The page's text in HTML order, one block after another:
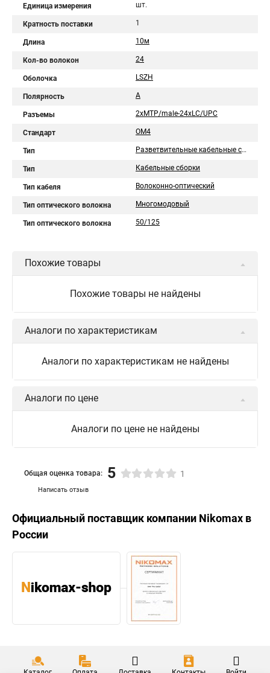
Единица измерения шт.
Кратность поставки 1
Длина 10м
Кол-во волокон 24
Оболочка LSZH
Полярность А
Разъемы 2xMTP/male-24xLC/UPC
Стандарт OM4
Тип Разветвительные кабельные сборки
Тип Кабельные сборки
Тип кабеля Волоконно-оптический
Тип оптического волокна Многомодовый
Тип оптического волокна 50/125
Похожие товары
Похожие товары не найдены
Аналоги по характеристикам
Аналоги по характеристикам не найдены
Аналоги по цене
Аналоги по цене не найдены
Написать отзыв
Общая оценка товара: 5 1
Официальный поставщик компании Nikomax в
России